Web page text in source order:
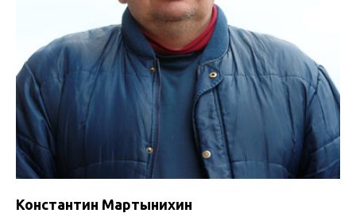
Константин Мартынихин